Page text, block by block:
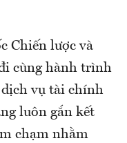
Chiến lược và
cùng hành trình
dịch vụ tài chính
luôn gắn kết
chạm nhằm